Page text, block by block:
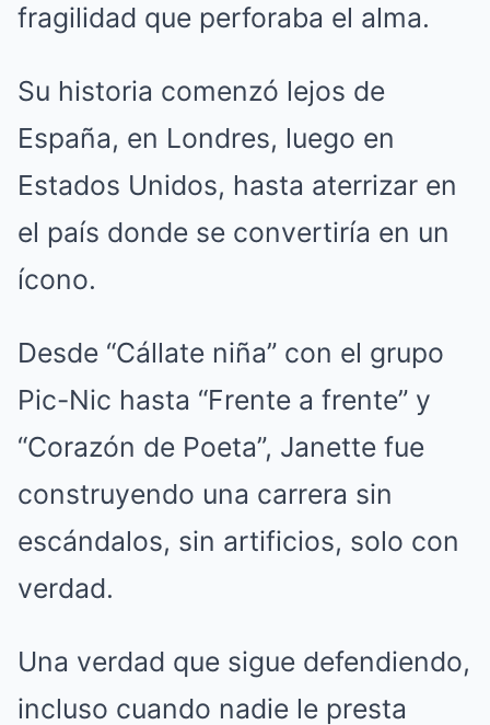
fragilidad que perforaba el alma.
Su historia comenzó lejos de
España, en Londres, luego en
Estados Unidos, hasta aterrizar en
el país donde se convertiría en un
ícono.
Desde “Cállate niña” con el grupo
Pic-Nic hasta “Frente a frente” y
“Corazón de Poeta”, Janette fue
construyendo una carrera sin
escándalos, sin artificios, solo con
verdad.
Una verdad que sigue defendiendo,
incluso cuando nadie le presta